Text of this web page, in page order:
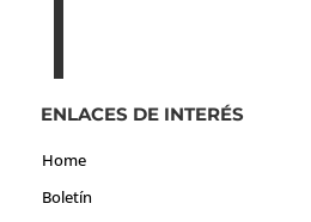
ENLACES DE INTERÉS
Home
Boletín